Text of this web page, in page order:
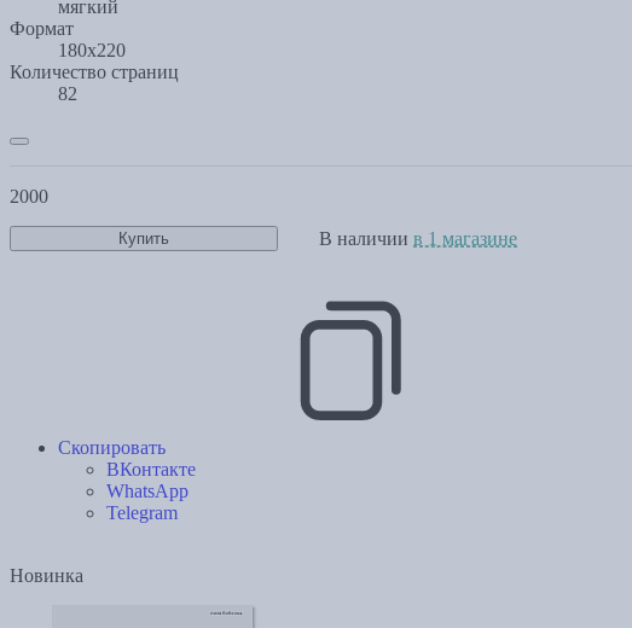
мягкий
Формат
180х220
Количество страниц
82
2000
Купить В наличии в 1 магазине
Скопировать
ВКонтакте
WhatsApp
Telegram
Новинка